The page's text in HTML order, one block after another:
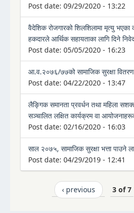
Post date: 09/29/2020 - 13:22
वैदेशिक रोजगारको शिलशिलामा मृत्यु भएका
हकदारले आर्थिक सहायताका लागि दिने
Post date: 05/05/2020 - 16:23
आ.व.२०७६/७७को सामाजिक सुरक्षा
Post date: 04/22/2020 - 13:47
लैङ्गिक समानता प्रवर्धन तथा महिला
सञ्चालित लक्षित कार्यक्रम वा
Post date: 02/16/2020 - 16:03
साल २०७५, सामाजिक सुरक्षा भत्ता पाउने
Post date: 04/29/2019 - 12:41
‹ previous 3 of 7